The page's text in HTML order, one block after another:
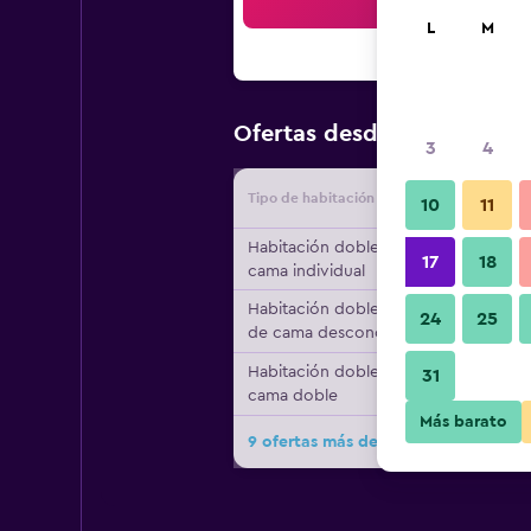
Ofertas desde Oferta
Tipo de habitación
Habitación doble, 1
cama individual
Habitación doble, tipo
de cama desconocido
Habitación doble, 1
cama doble
9 ofertas más de Citadines Place
L M
3 4
10 11
17 18
24 25
31
Más barato